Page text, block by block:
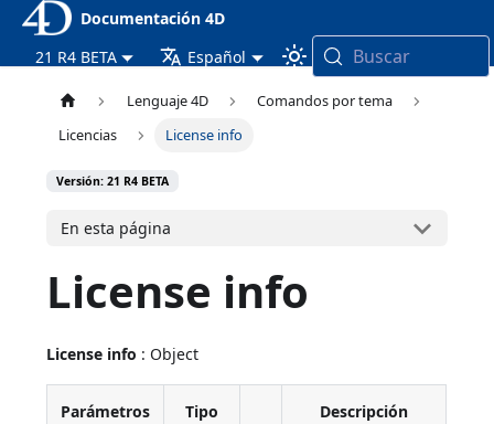
Documentación 4D
21 R4 BETA
Español Buscar
Lenguaje 4D
Comandos por tema
Licencias
License info
Versión: 21 R4 BETA
En esta página
License info
License info : Object
Parámetros Tipo Descripción